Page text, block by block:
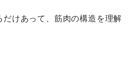
だけあって、筋肉の構造を理解